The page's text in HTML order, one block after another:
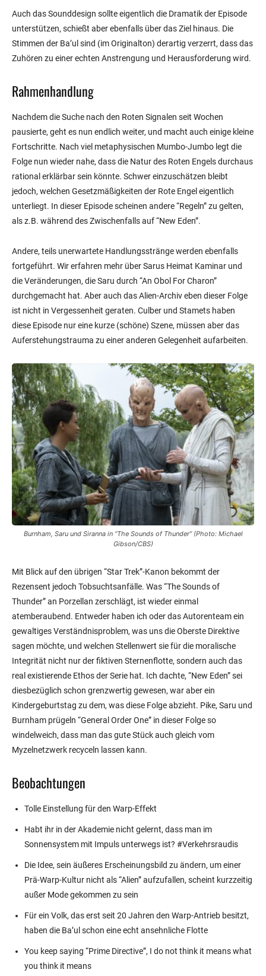
Auch das Sounddesign sollte eigentlich die Dramatik der Episode
unterstützen, schießt aber ebenfalls über das Ziel hinaus. Die
Stimmen der Ba’ul sind (im Originalton) derartig verzerrt, dass das
Zuhören zu einer echten Anstrengung und Herausforderung wird.
Rahmenhandlung
Nachdem die Suche nach den Roten Signalen seit Wochen
pausierte, geht es nun endlich weiter, und macht auch einige kleine
Fortschritte. Nach viel metaphysischen Mumbo-Jumbo legt die
Folge nun wieder nahe, dass die Natur des Roten Engels durchaus
rational erklärbar sein könnte. Schwer einzuschätzen bleibt
jedoch, welchen Gesetzmäßigkeiten der Rote Engel eigentlich
unterliegt. In dieser Episode scheinen andere “Regeln” zu gelten,
als z.B. während des Zwischenfalls auf “New Eden”.
Andere, teils unerwartete Handlungsstränge werden ebenfalls
fortgeführt. Wir erfahren mehr über Sarus Heimat Kaminar und
die Veränderungen, die Saru durch “An Obol For Charon”
durchgemacht hat. Aber auch das Alien-Archiv eben dieser Folge
ist nicht in Vergessenheit geraten. Culber und Stamets haben
diese Episode nur eine kurze (schöne) Szene, müssen aber das
Auferstehungstrauma zu einer anderen Gelegenheit aufarbeiten.
Burnham, Saru und Siranna in “The Sounds of Thunder” (Photo: Michael
Gibson/CBS)
Mit Blick auf den übrigen “Star Trek”-Kanon bekommt der
Rezensent jedoch Tobsuchtsanfälle. Was “The Sounds of
Thunder” an Porzellan zerschlägt, ist wieder einmal
atemberaubend. Entweder haben ich oder das Autorenteam ein
gewaltiges Verständnisproblem, was uns die Oberste Direktive
sagen möchte, und welchen Stellenwert sie für die moralische
Integrität nicht nur der fiktiven Sternenflotte, sondern auch das
real existierende Ethos der Serie hat. Ich dachte, “New Eden” sei
diesbezüglich schon grenzwertig gewesen, war aber ein
Kindergeburtstag zu dem, was diese Folge abzieht. Pike, Saru und
Burnham prügeln “General Order One” in dieser Folge so
windelweich, dass man das gute Stück auch gleich vom
Myzelnetzwerk recyceln lassen kann.
Beobachtungen
Tolle Einstellung für den Warp-Effekt
Habt ihr in der Akademie nicht gelernt, dass man im
Sonnensystem mit Impuls unterwegs ist? #Verkehrsraudis
Die Idee, sein äußeres Erscheinungsbild zu ändern, um einer
Prä-Warp-Kultur nicht als “Alien” aufzufallen, scheint kurzzeitig
außer Mode gekommen zu sein
Für ein Volk, das erst seit 20 Jahren den Warp-Antrieb besitzt,
haben die Ba’ul schon eine echt ansehnliche Flotte
You keep saying “Prime Directive”, I do not think it means what
you think it means